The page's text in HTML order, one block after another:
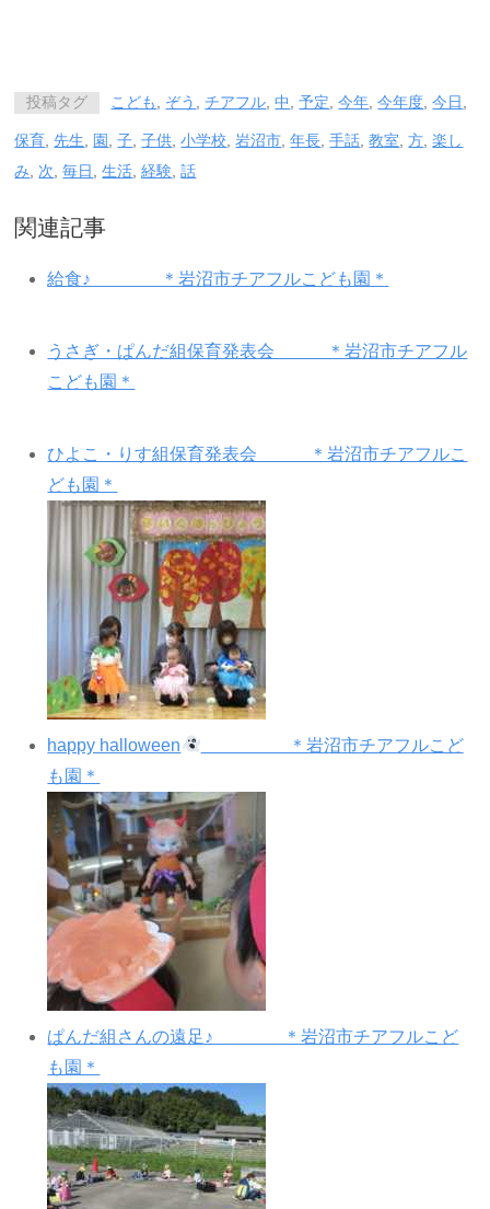
投稿タグ こども ぞう ,チアフル ,中 ,予定 ,今年 ,今年度 ,今日
保育 先生 園 ,子 ,子供 ,小学校 ,岩沼市 ,年長 ,手話 ,教室 ,方 ,楽し
み
次 ,毎日 ,生活 ,経験 ,話
関連記事
給食♪ ＊岩沼市チアフルこども園＊
うさぎ・ぱんだ組保育発表会 ＊岩沼市チアフル
こども園＊
ひよこ・りす組保育発表会 ＊岩沼市チアフルこ
ども園＊
happy halloween
＊岩沼市チアフルこど
も園＊
ぱんだ組さんの遠足♪ ＊岩沼市チアフルこど
も園＊